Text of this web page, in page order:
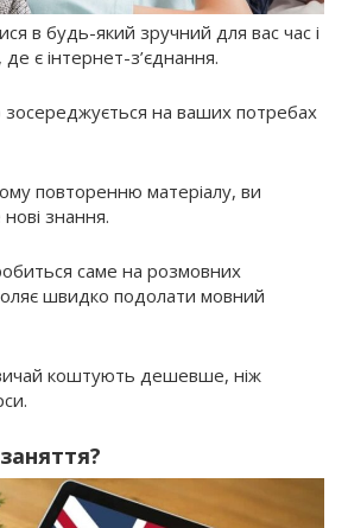
в будь-який зручний для вас час і
є інтернет-з’єднання.
зосереджується на ваших потребах
повторенню матеріалу, ви
знання.
саме на розмовних
швидко подолати мовний
коштують дешевше, ніж